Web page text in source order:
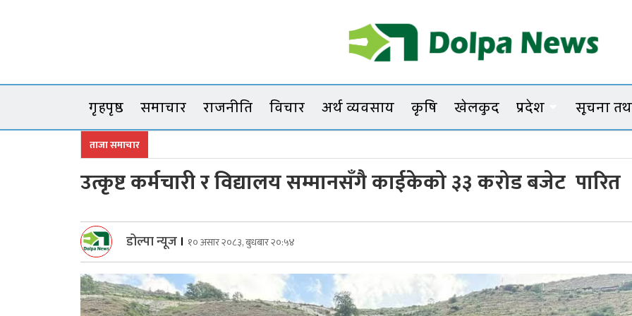
Dolpanews
गृहपृष्ठ समाचार राजनीति विचार अर्थ व्यवसाय कृषि खेलकुद प्रदेश सूचना
ताजा समाचार
उत्कृष्ट कर्मचारी र विद्यालय सम्मानसँगै काईकेको ३३ करोड बजेट पारित
डोल्पा न्यूज । १० असार २०८३, बुधबार २०:५४